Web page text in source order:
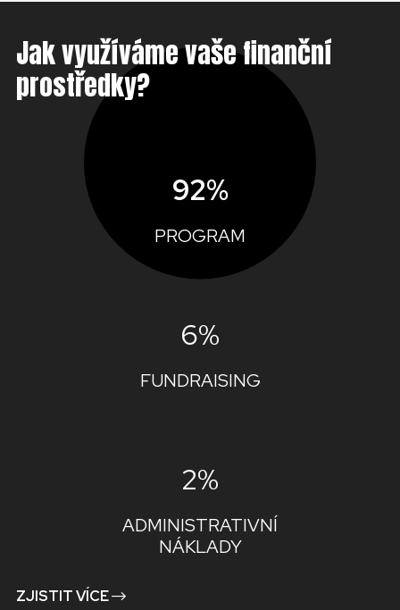
Jak využíváme vaše finanční
prostředky?
92%
PROGRAM
6%
FUNDRAISING
2%
ADMINISTRATIVNÍ
NÁKLADY
ZJISTIT VÍCE